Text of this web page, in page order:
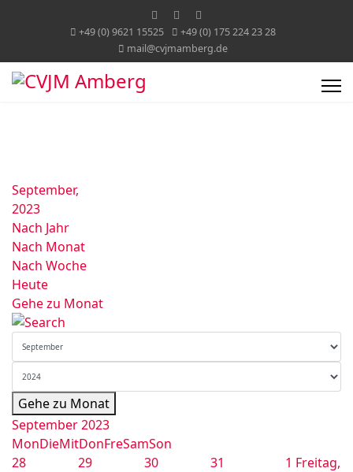
+49 (0) 9621 15525
+49 (0) 175 224 23 28
mail@cvjmamberg.de
September,
2023
Nach Jahr
Nach Monat
Nach Woche
Heute
Gehe zu Monat
Gehe zu Monat
September 2023
MonDieMitDonFreSamSon
28
29 30 31 1 Freitag,